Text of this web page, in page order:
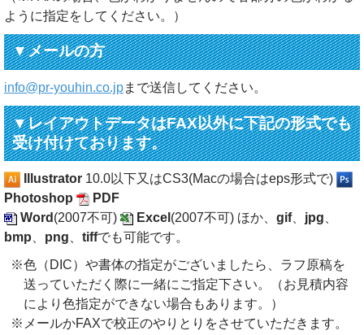
ように指定をしてください。）
▼メールの方
info@pr-youhin.co.jpまで送信してください。
▼レイアウトデータはFAX以外に下記の形式でも
受け付けております。
Illustrator 10.0以下又はCS3(Macの場合はeps形式で)
Photoshop
PDF
Word (2007不可) Excel (2007不可) ほか、 gif、 jpg
bmp
png tiffでも可能です。
※色（DIC）や書体の指定がございましたら、ラフ原稿を
送っていただく際に一緒にご指定下さい。（お見積内容
により色指定ができない場合もあります。）
※メールかFAXで校正のやりとりをさせていただきます。